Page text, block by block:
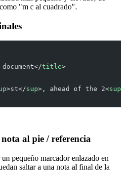
"m c al cuadrado".
title>
>st</sup>, ahead of the 2<sup
al pie / referencia
pequeño marcador enlazado en
saltar a una nota al final de la